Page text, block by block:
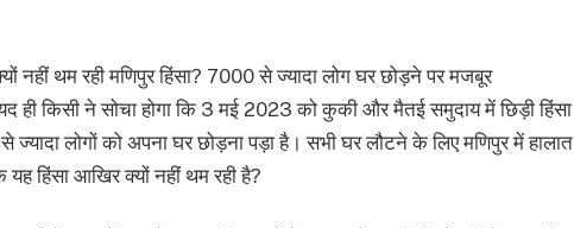
नहीं थम रही मणिपुर हिंसा? 7000 से ज्यादा लोग घर छोड़ने पर मजबूर
ही किसी ने सोचा होगा कि 3 मई 2023 को कुकी और मैतई समुदाय में छिड़ी हिंसा
लोगों को अपना घर छोड़ना पड़ा है। सभी घर लौटने के लिए मणिपुर में हालात
यह हिंसा आखिर क्यों नहीं थम रही है?